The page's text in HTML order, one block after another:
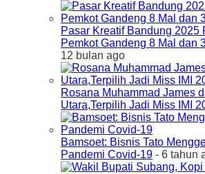
Pasar Kreatif Bandung 2025
Pemkot Gandeng 8 Mal dan
12 bulan ago
Rosana Muhammad James
Utara,Terpilih Jadi Miss IMI
Bamsoet: Bisnis Tato
Pandemi Covid-19 - 6 tahun